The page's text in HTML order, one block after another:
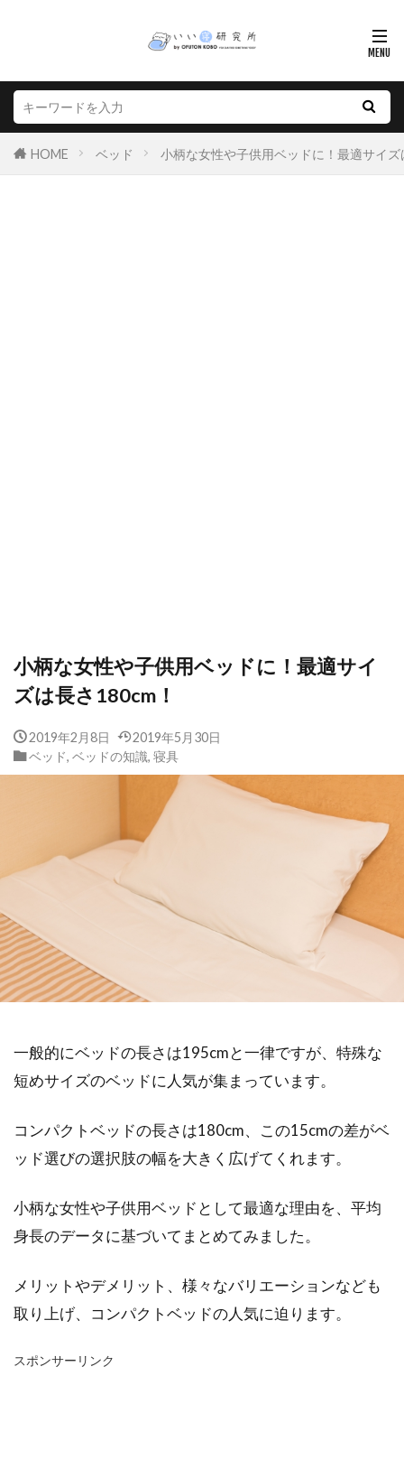
HOME ベッド 小柄な女性や子供用ベッドに！最適サイ
小柄な女性や子供用ベッドに！最適サイ
ズは長さ180cm！
2019年2月8日
2019年5月30日
ベッド, ベッドの知識, 寝具
一般的にベッドの長さは195cmと一律ですが、特殊な
短めサイズのベッドに人気が集まっています。
コンパクトベッドの長さは180cm、この15cmの差がベ
ッド選びの選択肢の幅を大きく広げてくれます。
小柄な女性や子供用ベッドとして最適な理由を、平均
身長のデータに基づいてまとめてみました。
メリットやデメリット、様々なバリエーションなども
取り上げ、コンパクトベッドの人気に迫ります。
スポンサーリンク